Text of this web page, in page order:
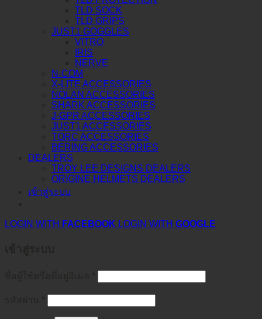
TLD SOCK
TLD GRIPS
JUST1 GOGGLES
VITRO
IRIS
NERVE
N-COM
X-LITE ACCESSORIES
NOLAN ACCESSORIES
SHARK ACCESSORIES
J-GPR ACCESSORIES
JUST1 ACCESSORIES
TORC ACCESSORIES
BERING ACCESSORIES
DEALERS
TROY LEE DESIGNS DEALERS
ORIGINE HELMETS DEALERS
เข้าสู่ระบบ
LOGIN WITH FACEBOOK LOGIN WITH GOOGLE